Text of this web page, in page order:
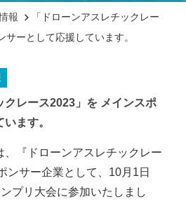
組み
報
「ドローンアスレチックレー
ーとして応援しています。
クレース2023」を メインスポ
ます。
、『ドローンアスレチックレー
ンサー企業として、10月1日
プリ大会に参加いたしまし